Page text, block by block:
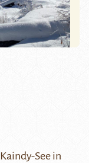
Kaindy-See in